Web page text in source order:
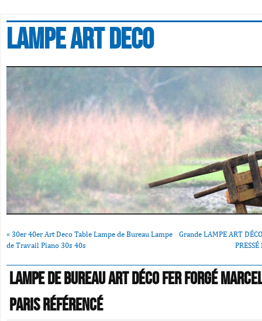
Lampe art deco
« 30er 40er Art Deco Table Lampe de Bureau Lampe
de Travail Piano 30s 40s
Grande LAMPE ART
Lampe de bureau art déco fer forgé
Paris référencé